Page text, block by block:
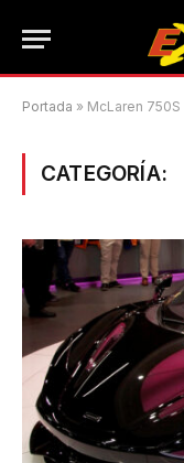
Portada » McLaren 750S
CATEGORÍA: